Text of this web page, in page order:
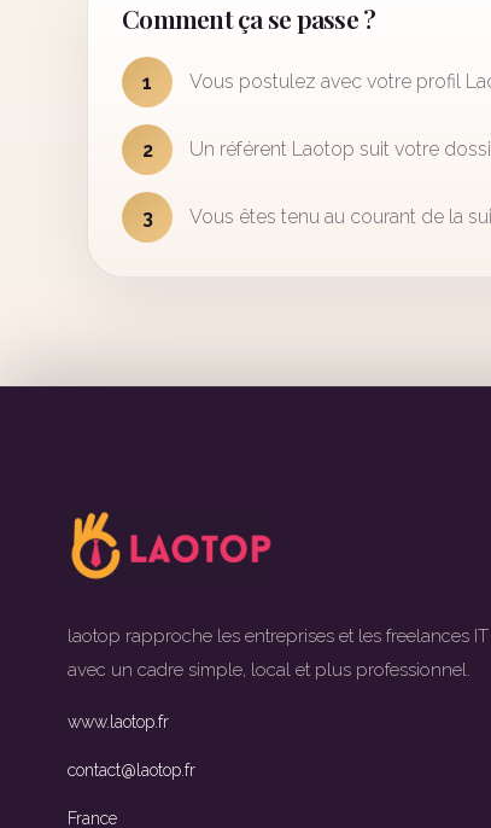
Comment ça se passe ?
1 Vous postulez avec votre profil
2 Un référent Laotop suit votre
3 Vous êtes tenu au courant de la
laotop rapproche les entreprises et les freelances IT
avec un cadre simple, local et plus professionnel.
www.laotop.fr
contact@laotop.fr
France